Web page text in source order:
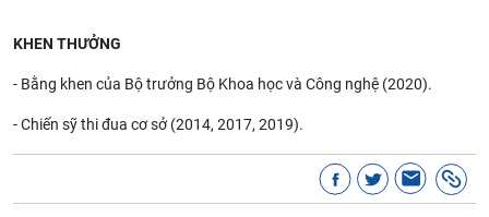
KHEN THƯỞNG
- Bằng khen của Bộ trưởng Bộ Khoa học và Công nghệ (2020).
- Chiến sỹ thi đua cơ sở (2014, 2017, 2019).